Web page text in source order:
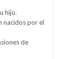
hijo.
nacidos por el
de